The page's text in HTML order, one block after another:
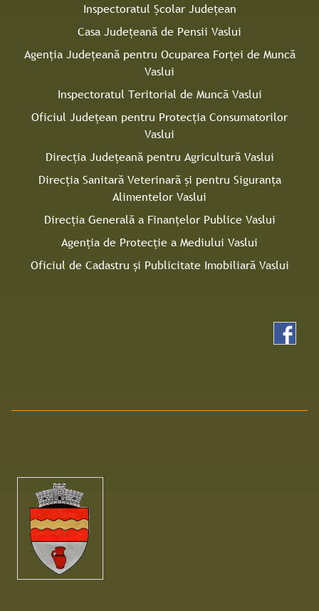
Inspectoratul Şcolar Judeţean
Casa Judeţeană de Pensii Vaslui
Agenţia Judeţeană pentru Ocuparea Forţei de Muncă
Vaslui
Inspectoratul Teritorial de Muncă Vaslui
Oficiul Judeţean pentru Protecţia Consumatorilor
Vaslui
Direcţia Județeană pentru Agricultură Vaslui
Direcţia Sanitară Veterinară şi pentru Siguranţa
Alimentelor Vaslui
Direcţia Generală a Finanţelor Publice Vaslui
Agenţia de Protecţie a Mediului Vaslui
Oficiul de Cadastru și Publicitate Imobiliară Vaslui